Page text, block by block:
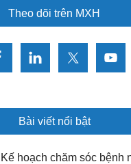
Theo dõi trên MXH
Bài viết nổi bật
Kế hoạch chăm sóc bệnh